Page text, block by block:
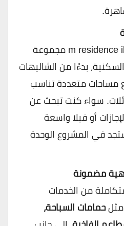
يقدم m residence il monte galala مجموعة
بدءًا من الشاليهات
مساحات متعددة تناسب
سواء كنت تبحث عن
أو فيلا واسعة
في المشروع الوحدة
مضمونة
من الخدمات
مثلحمامات السباحة،